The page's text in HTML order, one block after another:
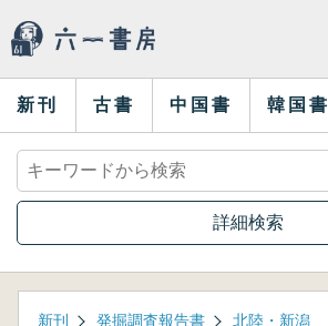
新刊 古書 中国書 韓国書
詳細検索
新刊 発掘調査報告書 北陸・新潟